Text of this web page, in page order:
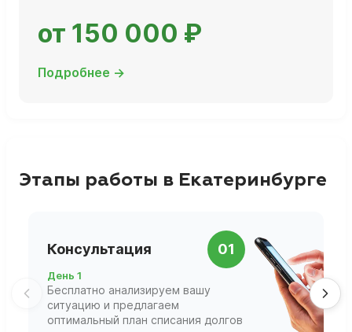
от 150 000 ₽
Подробнее →
Этапы работы в Екатеринбурге
Консультация 01
День 1
Бесплатно анализируем вашу
ситуацию и предлагаем
оптимальный план списания долгов